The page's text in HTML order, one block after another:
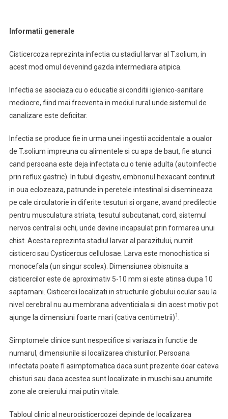
Informatii generale
Cisticercoza reprezinta infectia cu stadiul larvar al T.solium, in
acest mod omul devenind gazda intermediara atipica.
Infectia se asociaza cu o educatie si conditii igienico-sanitare
mediocre, fiind mai frecventa in mediul rural unde sistemul de
canalizare este deficitar.
Infectia se produce fie in urma unei ingestii accidentale a oualor
de T.solium impreuna cu alimentele si cu apa de baut, fie atunci
cand persoana este deja infectata cu o tenie adulta (autoinfectie
prin reflux gastric). In tubul digestiv, embrionul hexacant continut
in oua eclozeaza, patrunde in peretele intestinal si disemineaza
pe cale circulatorie in diferite tesuturi si organe, avand predilectie
pentru musculatura striata, tesutul subcutanat, cord, sistemul
nervos central si ochi, unde devine incapsulat prin formarea unui
chist. Acesta reprezinta stadiul larvar al parazitului, numit
cisticerc sau Cysticercus cellulosae. Larva este monochistica si
monocefala (un singur scolex). Dimensiunea obisnuita a
cisticercilor este de aproximativ 5-10 mm si este atinsa dupa 10
saptamani. Cisticercii localizati in structurile globului ocular sau la
nivel cerebral nu au membrana adventiciala si din acest motiv pot
ajunge la dimensiuni foarte mari (cativa centimetrii)1
Simptomele clinice sunt nespecifice si variaza in functie de
numarul, dimensiunile si localizarea chisturilor. Persoana
infectata poate fi asimptomatica daca sunt prezente doar cateva
chisturi sau daca acestea sunt localizate in muschi sau anumite
zone ale creierului mai putin vitale.
Tabloul clinic al neurocisticercozei depinde de localizarea